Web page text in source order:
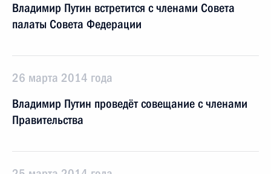
Владимир Путин встретится с членами Совета
палаты Совета Федерации
26 марта 2014 года
Владимир Путин проведёт совещание с членами
Правительства